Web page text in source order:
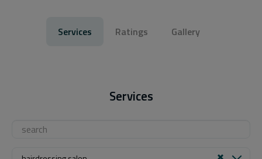
Services Ratings Gallery
Services